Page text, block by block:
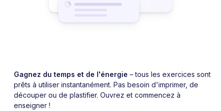
Gagnez du temps et de l'énergie – tous les exercices sont
prêts à utiliser instantanément. Pas besoin d'imprimer, de
découper ou de plastifier. Ouvrez et commencez à
enseigner !